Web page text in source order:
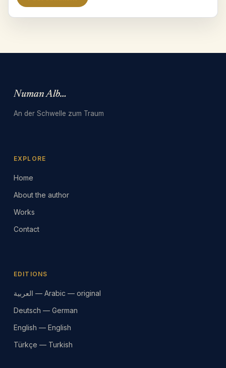
Numan Albarbari
An der Schwelle zum Traum
EXPLORE
Home
About the author
Works
Contact
EDITIONS
العربية — Arabic — original
Deutsch — German
English — English
Türkçe — Turkish